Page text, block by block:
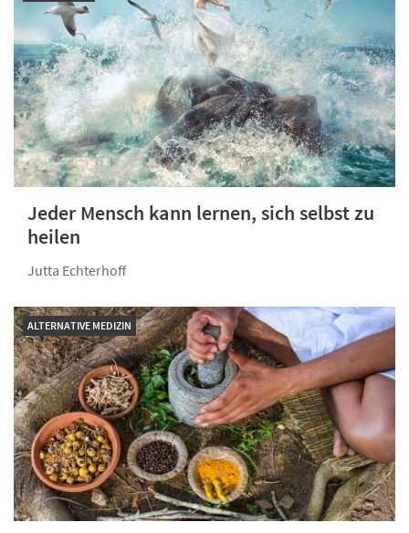
Jeder Mensch kann lernen, sich selbst zu
heilen
Jutta Echterhoff
ALTERNATIVE MEDIZIN